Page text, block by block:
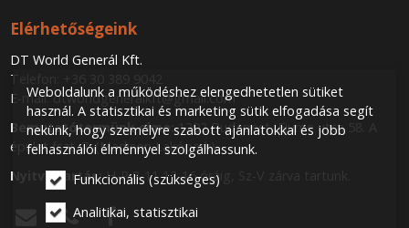
Elérhetőségeink
DT World Generál Kft.
Telefon:
E-mail:dtworldgeneralkft@gmail.com
Bemutatótermünk címe: 1202 Budapest, Fiume utca 58. A
épület fszt. 7. (Madison Lakópark)
Nyitva tartás:H-P 8-11 12-16 óráig, Sz-V zárva tartunk.
 
Weboldalunk a működéshez elengedhetetlen sütiket
használ. A statisztikai és marketing sütik elfogadása segít
nekünk, hogy személyre szabott ajánlatokkal és jobb
felhasználói élménnyel szolgálhassunk.
Funkcionális (szükséges)
Analitikai, statisztikai